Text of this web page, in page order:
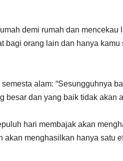
demi rumah dan mencekau
bagi orang lain dan hanya kamu
alam: “Sesungguhnya
besar dan yang baik tidak akan
hari membajak akan
menghasilkan hanya satu